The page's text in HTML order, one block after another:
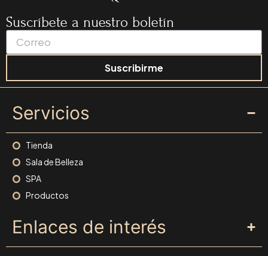
Suscríbete a nuestro boletín
Suscribirme
Servicios
Tienda
Sala de Belleza
SPA
Productos
Enlaces de interés